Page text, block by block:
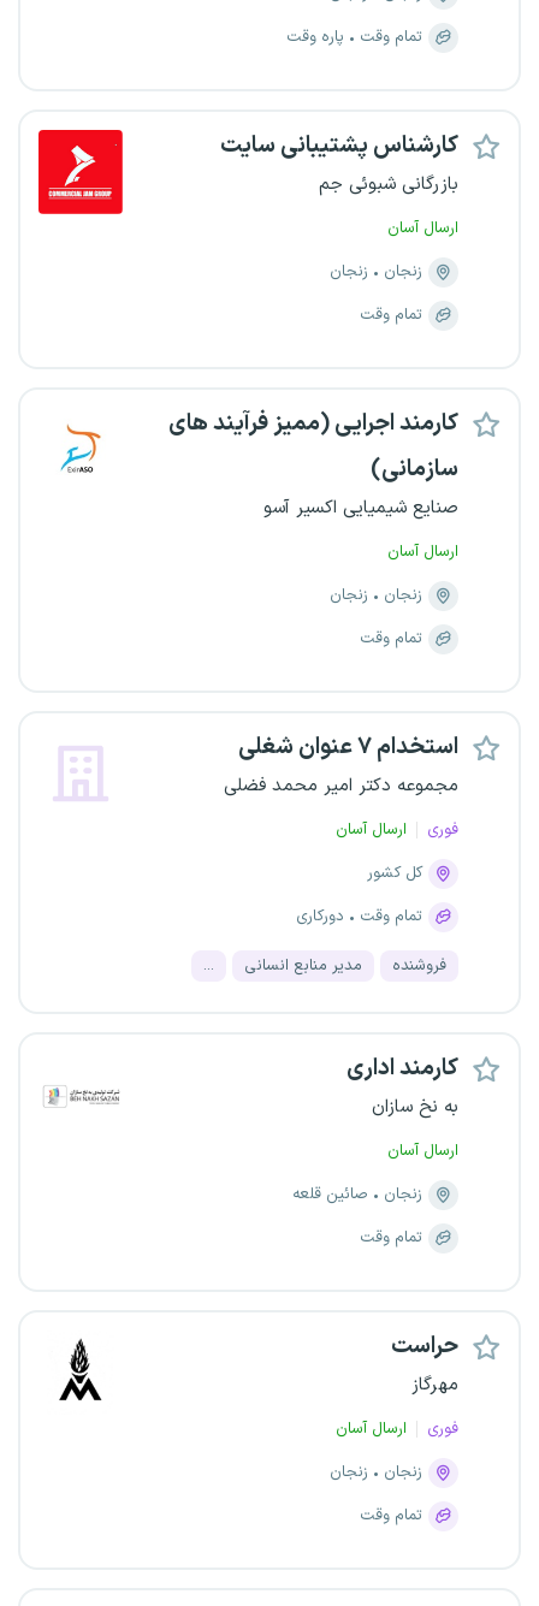
تمام وقت
پاره وقت
کارشناس پشتیبانی سایت
بازرگانی شبوئی جم
ارسال آسان
زنجان
زنجان
تمام وقت
کارمند اجرایی (ممیز فرآیند های
سازمانی)
صنایع شیمیایی اکسیر آسو
ارسال آسان
زنجان
زنجان
تمام وقت
استخدام ۷ عنوان شغلی
مجموعه دکتر امیر محمد فضلی
فوری
ارسال آسان
کل کشور
تمام وقت
دورکاری
فروشنده مدیر منابع انسانی ...
کارمند اداری
به نخ سازان
ارسال آسان
زنجان
صائین قلعه
تمام وقت
حراست
مهرگاز
فوری
ارسال آسان
زنجان
زنجان
تمام وقت